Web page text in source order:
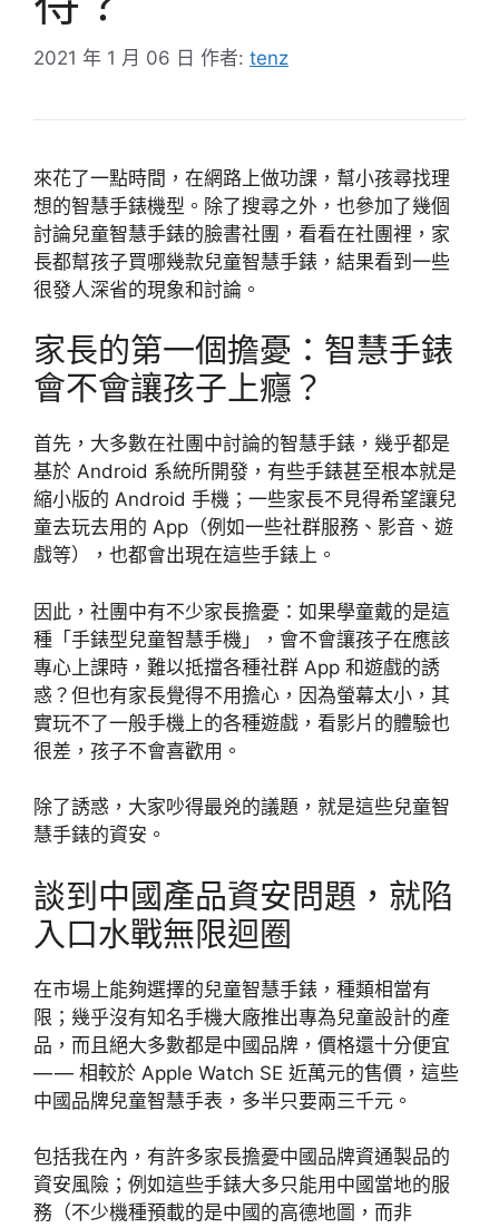
2021 年 1 月 06 日 作者: tenz
來花了一點時間，在網路上做功課，幫小孩尋找理
想的智慧手錶機型。除了搜尋之外，也參加了幾個
討論兒童智慧手錶的臉書社團，看看在社團裡，家
長都幫孩子買哪幾款兒童智慧手錶，結果看到一些
很發人深省的現象和討論。
家長的第一個擔憂：智慧手錶
會不會讓孩子上癮？
首先，大多數在社團中討論的智慧手錶，幾乎都是
基於 Android 系統所開發，有些手錶甚至根本就是
縮小版的 Android 手機；一些家長不見得希望讓兒
童去玩去用的 App（例如一些社群服務、影音、遊
戲等），也都會出現在這些手錶上。
因此，社團中有不少家長擔憂：如果學童戴的是這
種「手錶型兒童智慧手機」，會不會讓孩子在應該
專心上課時，難以抵擋各種社群 App 和遊戲的誘
惑？但也有家長覺得不用擔心，因為螢幕太小，其
實玩不了一般手機上的各種遊戲，看影片的體驗也
很差，孩子不會喜歡用。
除了誘惑，大家吵得最兇的議題，就是這些兒童智
慧手錶的資安。
談到中國產品資安問題，就陷
入口水戰無限迴圈
在市場上能夠選擇的兒童智慧手錶，種類相當有
限；幾乎沒有知名手機大廠推出專為兒童設計的產
品，而且絕大多數都是中國品牌，價格還十分便宜
— — 相較於 Apple Watch SE 近萬元的售價，這些
中國品牌兒童智慧手表，多半只要兩三千元。
包括我在內，有許多家長擔憂中國品牌資通製品的
資安風險；例如這些手錶大多只能用中國當地的服
務（不少機種預載的是中國的高德地圖，而非